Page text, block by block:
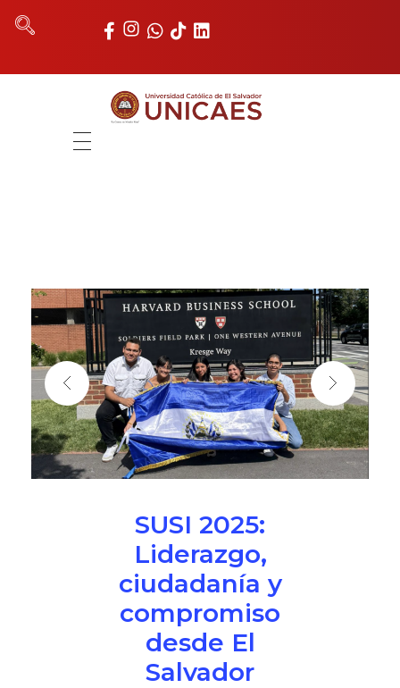
FACULTADES
REGISTRO ACADÉMICO
UNIDADES
NOTICIAS
VALORES MORALES
SUSI 2025:
Liderazgo,
ciudadanía y
compromiso
desde El
Salvador